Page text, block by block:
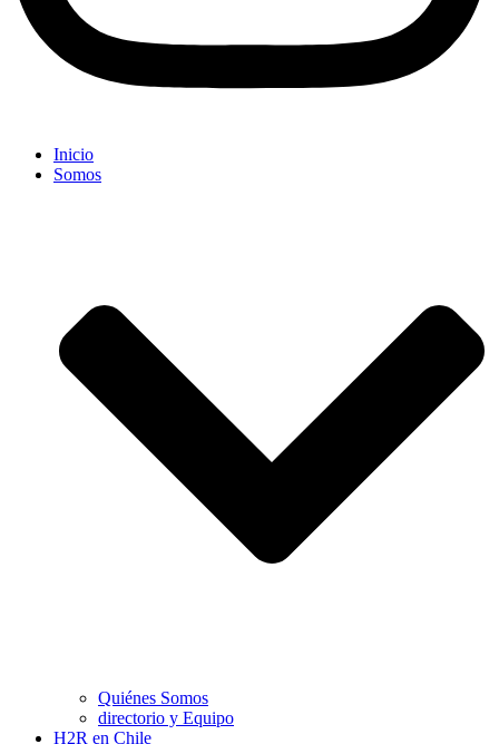
Inicio
Somos
Quiénes Somos
directorio y Equipo
H2R en Chile